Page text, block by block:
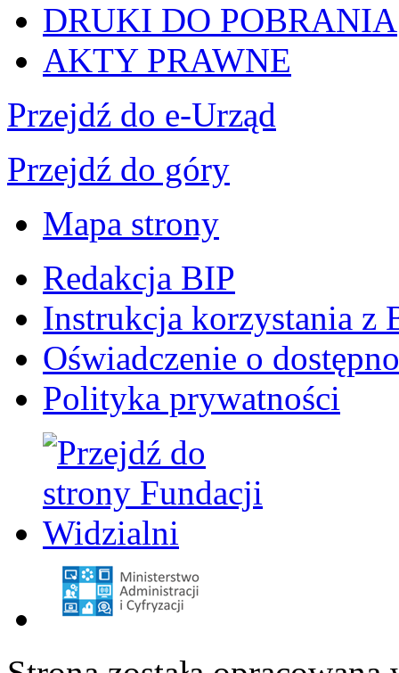
DRUKI DO POBRANIA
AKTY PRAWNE
Przejdź do e-Urząd
Przejdź do góry
Mapa strony
Redakcja BIP
Instrukcja korzystania z
Oświadczenie o
Polityka prywatności